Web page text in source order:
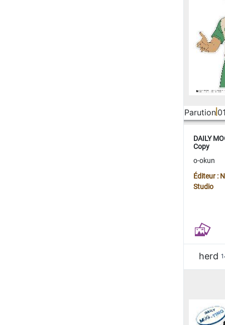
Parution
DAILY
Copy
o-okun
Éditeur :
Studio
herd